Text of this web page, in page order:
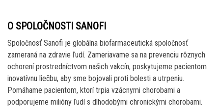
O SPOLOČNOSTI SANOFI
Spoločnosť Sanofi je globálna biofarmaceutická spoločnosť
zameraná na zdravie ľudí. Zameriavame sa na prevenciu rôznych
ochorení prostredníctvom našich vakcín, poskytujeme pacientom
inovatívnu liečbu, aby sme bojovali proti bolesti a utrpeniu.
Pomáhame pacientom, ktorí trpia vzácnymi chorobami a
podporujeme milióny ľudí s dlhodobými chronickými chorobami.